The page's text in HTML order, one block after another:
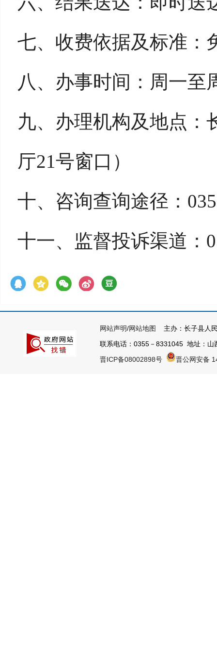
七、收费依据及标准：
八、办事时间：周一至
九、办理机构及地点：
厅21号窗口）
十、咨询查询途径：
十一、监督投诉渠道：
网站声明/网站地图
主办：长子县人
联系电话：0355－8331045 地址：
晋ICP备08002898号
晋公网安备